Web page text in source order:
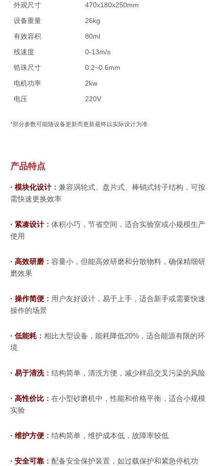
外观尺寸
470x180x250mm
设备重量
26kg
有效容积
80ml
线速度
0-13m/s
锆珠尺寸
0.2~0.6mm
电机功率
2kw
电压
220V
*部分参数可能随设备更新而更新最终以实际设计为准
产品特点
· 模块化设计： 兼容涡轮式、盘片式、棒销式转子结构，可按
需快速更换效率
· 紧凑设计： 体积小巧，节省空间，适合实验室或小规模生产
使用
· 高效研磨 ： 容量小，但能高效研磨和分散物料，确保精细研
磨效果
· 操作简便 ： 用户友好设计，易于上手，适合新手或需要快速
操作的场景
· 低能耗 ： 相比大型设备，能耗降低20%，适合能源有限的环
境
· 易于清洗： 结构简单，清洗方便，减少样品交叉污染的风险
· 高性价比 ： 在小型砂磨机中，性能和价格平衡，适合小规模
实验
· 维护方便 ： 结构简单，维护成本低，故障率较低
· 安全可靠 ： 配备安全保护装置，如过载保护和紧急停机功
姓名 *
公司 *
电话 *